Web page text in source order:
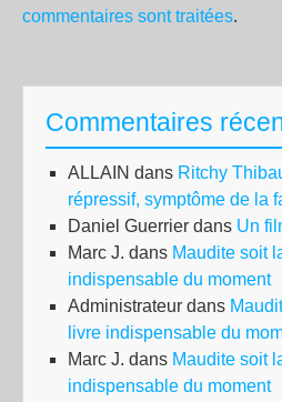
commentaires sont traitées.
Commentaires
ALLAIN dans Ritchy
répressif, symptôme de la
Daniel Guerrier dans Un
Marc J. dans Maudite soit
indispensable du moment
Administrateur dans
livre indispensable du
Marc J. dans Maudite soit
indispensable du moment